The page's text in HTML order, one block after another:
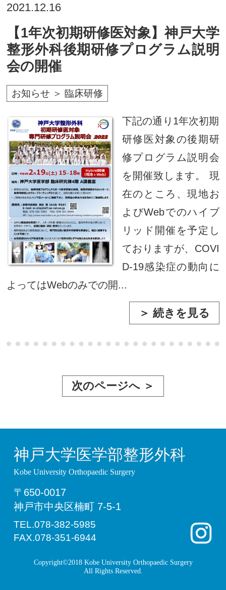
2021.12.16
【1年次初期研修医対象】神戸大学
整形外科後期研修プログラム説明
会の開催
お知らせ ＞ 臨床研修
下記の通り1年次初期
研修医対象の後期研
修プログラム説明会
を開催致します。 現
在のところ、現地お
よびWebでのハイブ
リッド開催を予定し
ておりますが、COVI
D-19感染症の動向に
よってはWebのみでの開...
＞ 続きを見る
次のページへ ＞
神戸大学医学部整形外科
Kobe University Orthopaedic Surgery
〒650-0017
神戸市中央区楠町 7-5-1
TEL.078-382-5985
FAX.078-351-6944
Copyright©2018 Kobe University Orthopaedic Surgery
All Rights Reserved.